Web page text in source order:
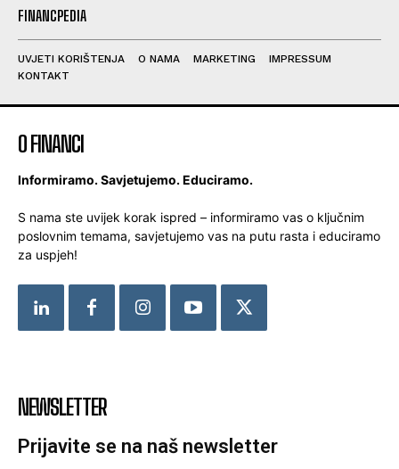
FINANCPEDIA
UVJETI KORIŠTENJA O NAMA MARKETING
IMPRESSUM
KONTAKT
O FINANCI
Informiramo. Savjetujemo. Educiramo.
S nama ste uvijek korak ispred – informiramo vas o ključnim
poslovnim temama, savjetujemo vas na putu rasta i educiramo
za uspjeh!
NEWSLETTER
Prijavite se na naš newsletter